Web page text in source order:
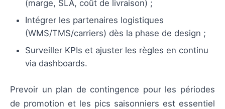
(marge, SLA, coût de livraison) ;
Intégrer les partenaires logistiques
(WMS/TMS/carriers) dès la phase de design ;
Surveiller KPIs et ajuster les règles en continu
via dashboards.
Prevoir un plan de contingence pour les périodes
de promotion et les pics saisonniers est essentiel